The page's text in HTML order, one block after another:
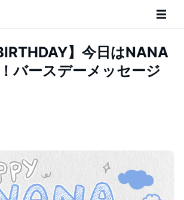
】今日はNANA
バースデーメッセージ